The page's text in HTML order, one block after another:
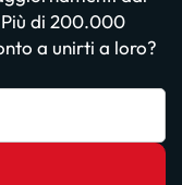
di 200.000
a unirti a loro?